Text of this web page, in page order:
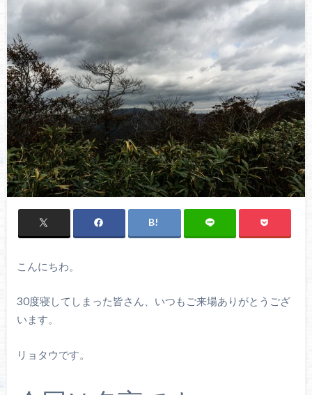
こんにちわ。
30度寝してしまった皆さん、いつもご来場ありがとうござ
います。
リョタウです。